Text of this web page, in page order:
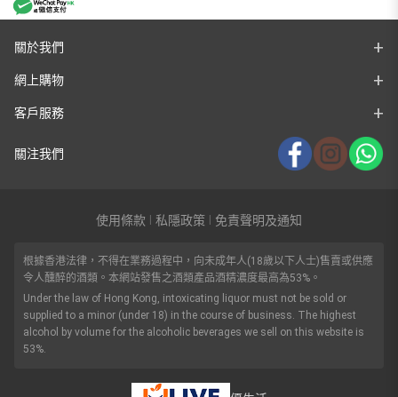
關於我們
網上購物
客戶服務
關注我們
使用條款 私隱政策 免責聲明及通知
根據香港法律，不得在業務過程中，向未成年人(18歲以下人士)售賣或供應
令人醺醉的酒類。本網站發售之酒類產品酒精濃度最高為53%。
Under the law of Hong Kong, intoxicating liquor must not be sold or
supplied to a minor (under 18) in the course of business. The highest
alcohol by volume for the alcoholic beverages we sell on this website is
53%.